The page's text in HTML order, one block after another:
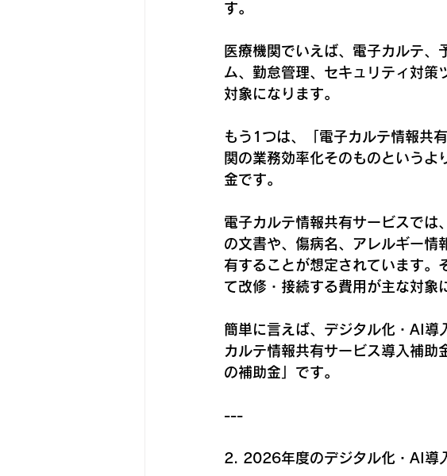
す。
医療機関でいえば、電子カルテ
ム、勤怠管理、セキュリティ対策
対象になります。
もう1つは、「電子カルテ情報共
関の業務効率化そのものというよ
金です。
電子カルテ情報共有サービスでは
の文書や、傷病名、アレルギー情
有することが想定されています。
て改修・接続する費用が主な対象
簡単に言えば、デジタル化・AI導
カルテ情報共有サービス導入補助
の補助金」です。
---
2. 2026年度のデジタル化・AI導